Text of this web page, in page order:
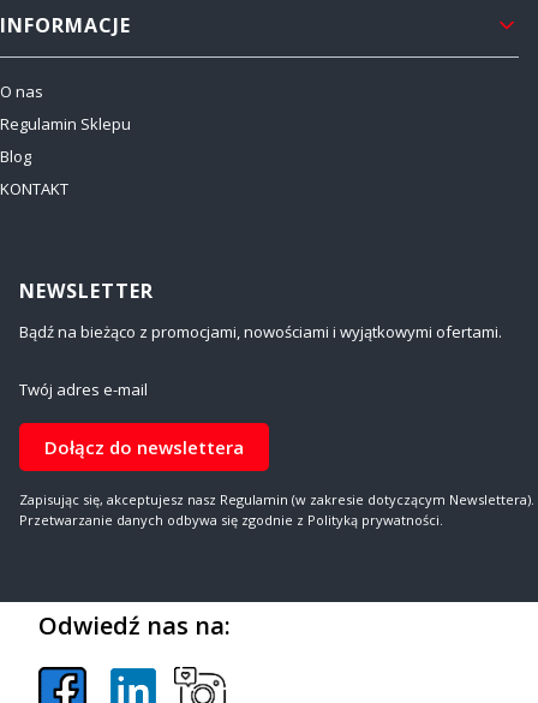
INFORMACJE
O nas
Regulamin Sklepu
Blog
KONTAKT
NEWSLETTER
Bądź na bieżąco z promocjami, nowościami i wyjątkowymi ofertami.
Twój adres e-mail
Dołącz do newslettera
Zapisując się, akceptujesz nasz Regulamin (w zakresie dotyczącym Newslettera).
Przetwarzanie danych odbywa się zgodnie z Polityką prywatności.
Odwiedź nas na: